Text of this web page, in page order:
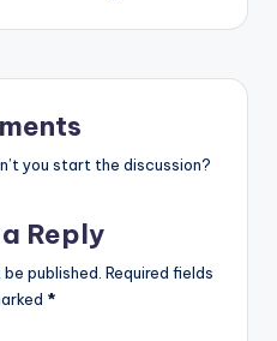
you start the discussion?
Reply
published. Required fields
*